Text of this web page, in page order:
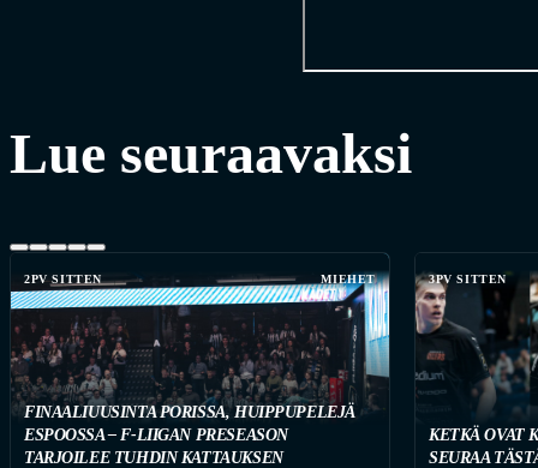
Lue seuraavaksi
2PV SITTEN MIEHET
FINAALIUUSINTA PORISSA, HUIPPUPELEJÄ
ESPOOSSA – F-LIIGAN PRESEASON
TARJOILEE TUHDIN KATTAUKSEN
3PV SITTEN
KETKÄ OVAT
SEURAA